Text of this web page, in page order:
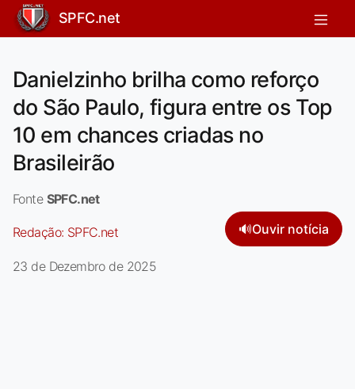
SPFC.net
Danielzinho brilha como reforço
do São Paulo, figura entre os Top
10 em chances criadas no
Brasileirão
Fonte SPFC.net
Redação: SPFC.net 🔊Ouvir notícia
23 de Dezembro de 2025